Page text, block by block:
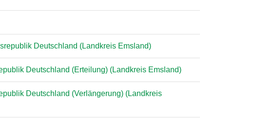
Deutschland (Landkreis Emsland)
Deutschland (Erteilung) (Landkreis Emsland)
Deutschland (Verlängerung) (Landkreis